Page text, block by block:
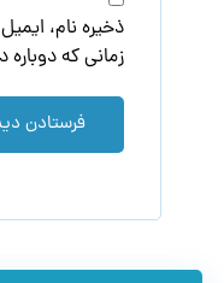
ذخیره نام،
زمانی که
فرستادن